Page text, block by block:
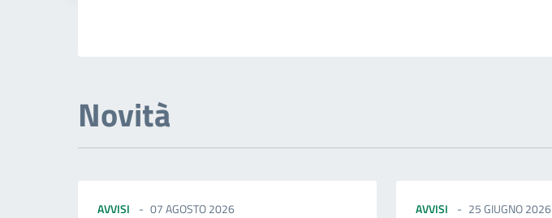
Novità
AVVISI 07 AGOSTO 2026 AVVISI 25 GIUGNO 2026